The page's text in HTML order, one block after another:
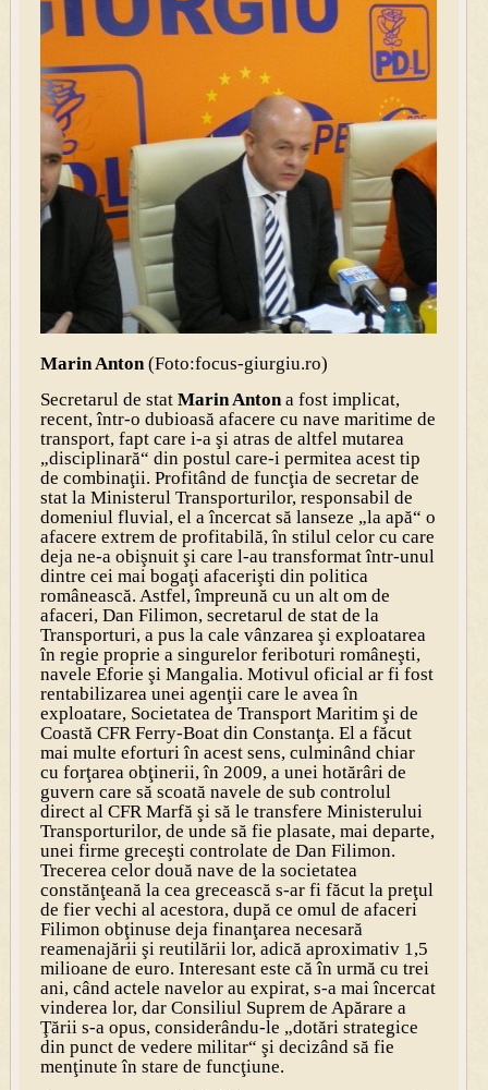
Marin Anton(Foto:focus-giurgiu.ro)
Secretarul de stat Marin Anton a fost implicat,
recent, într-o dubioasă afacere cu nave maritime de
transport, fapt care i-a şi atras de altfel mutarea
„disciplinară“ din postul care-i permitea acest tip
de combinaţii. Profitând de funcţia de secretar de
stat la Ministerul Transporturilor, responsabil de
domeniul fluvial, el a încercat să lanseze „la apă“ o
afacere extrem de profitabilă, în stilul celor cu care
deja ne-a obişnuit şi care l-au transformat într-unul
dintre cei mai bogaţi afacerişti din politica
românească. Astfel, împreună cu un alt om de
afaceri, Dan Filimon, secretarul de stat de la
Transporturi, a pus la cale vânzarea şi exploatarea
în regie proprie a singurelor feriboturi româneşti,
navele Eforie şi Mangalia. Motivul oficial ar fi fost
rentabilizarea unei agenţii care le avea în
exploatare, Societatea de Transport Maritim şi de
Coastă CFR Ferry-Boat din Constanţa. El a făcut
mai multe eforturi în acest sens, culminând chiar
cu forţarea obţinerii, în 2009, a unei hotărâri de
guvern care să scoată navele de sub controlul
direct al CFR Marfă şi să le transfere Ministerului
Transporturilor, de unde să fie plasate, mai departe,
unei firme greceşti controlate de Dan Filimon.
Trecerea celor două nave de la societatea
constănţeană la cea grecească s-ar fi făcut la preţul
de fier vechi al acestora, după ce omul de afaceri
Filimon obţinuse deja finanţarea necesară
reamenajării şi reutilării lor, adică aproximativ 1,5
milioane de euro. Interesant este că în urmă cu trei
ani, când actele navelor au expirat, s-a mai încercat
vinderea lor, dar Consiliul Suprem de Apărare a
Ţării s-a opus, considerându-le „dotări strategice
din punct de vedere militar“ şi decizând să fie
menţinute în stare de funcţiune.